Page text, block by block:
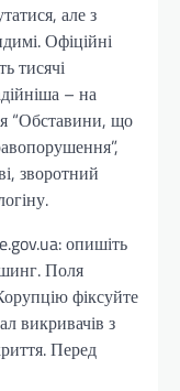
але з
Офіційні
тисячі
– на
“Обставини, що
зворотний
опишіть
Поля
фіксуйте
викривачів з
Перед